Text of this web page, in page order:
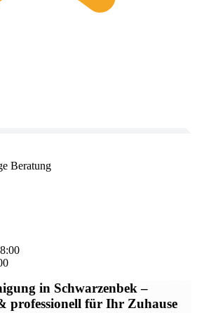
Beratung
in Schwarzenbek–
professionell für Ihr Zuhause